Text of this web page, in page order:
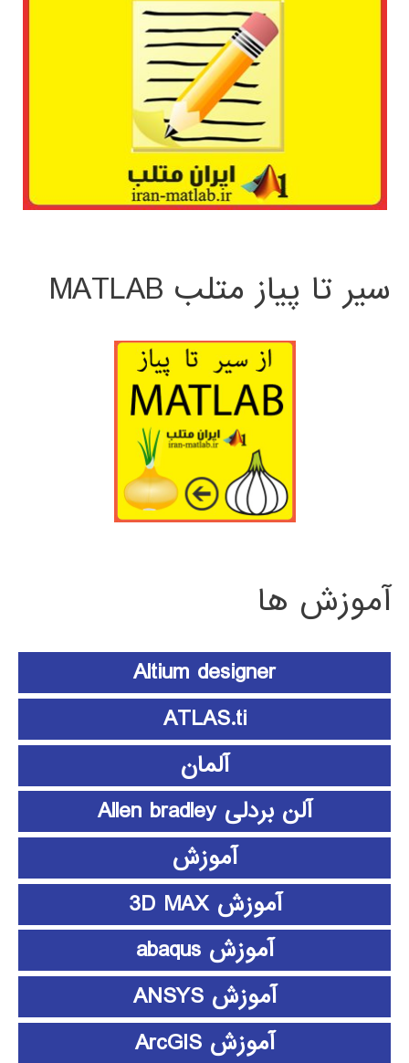
سیر تا پیاز متلب MATLAB
آموزش ها
Altium designer
ATLAS.ti
آلمان
آلن بردلی Allen bradley
آموزش
آموزش 3D MAX
آموزش abaqus
آموزش ANSYS
آموزش ArcGIS